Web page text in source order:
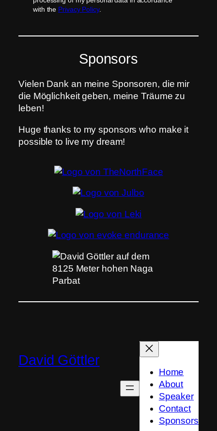
with the Privacy Policy.
Sponsors
Vielen Dank an meine Sponsoren, die mir
die Möglichkeit geben, meine Träume zu
leben!
Huge thanks to my sponsors who make it
possible to live my dream!
David Göttler
Home
About
Speaker
Contact
Sponsors